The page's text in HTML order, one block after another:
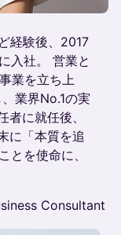
経験後、2017
入社。 営業と
業を立ち上
業界No.1の実
に就任後、
に「本質を追
とを使命に、
Consultant